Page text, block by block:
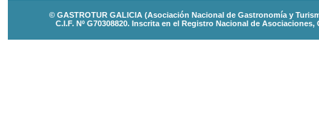
© GASTROTUR GALICIA (Asociación Nacional de Gastronomía y
C.I.F. Nº G70308820. Inscrita en el Registro Nacional de Asociaciones,